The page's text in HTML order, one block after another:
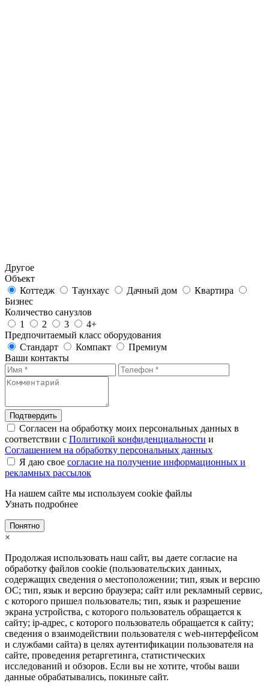
Другое
Объект
Коттедж
Таунхаус Дачный дом
Квартира
Бизнес
Количество санузлов
1
2 3
4+
Предпочитаемый класс оборудования
Стандарт
Компакт
Премиум
Ваши контакты
Подтвердить
Согласен на обработку моих персональных данных в
соответствии с Политикой конфиденциальности и
Соглашением на обработку персональных данных
Я даю свое согласие на получение информационных и
рекламных рассылок
На нашем сайте мы используем cookie файлы
Узнать подробнее
Понятно
×
Продолжая использовать наш сайт, вы даете согласие на
обработку файлов cookie (пользовательских данных,
содержащих сведения о местоположении; тип, язык и версию
ОС; тип, язык и версию браузера; сайт или рекламный сервис,
с которого пришел пользователь; тип, язык и разрешение
экрана устройства, с которого пользователь обращается к
сайту; ip-адрес, с которого пользователь обращается к сайту;
сведения о взаимодействии пользователя с web-интерфейсом
и службами сайта) в целях аутентификации пользователя на
сайте, проведения ретаргетинга, статистических
исследований и обзоров. Если вы не хотите, чтобы ваши
данные обрабатывались, покиньте сайт.